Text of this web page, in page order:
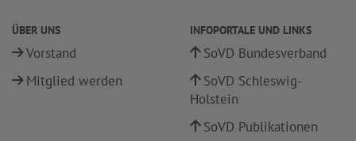
ÜBER UNS
Vorstand
Mitglied werden
INFOPORTALE UND LINKS
SoVD Bundesverband
SoVD Schleswig-
Holstein
SoVD Publikationen